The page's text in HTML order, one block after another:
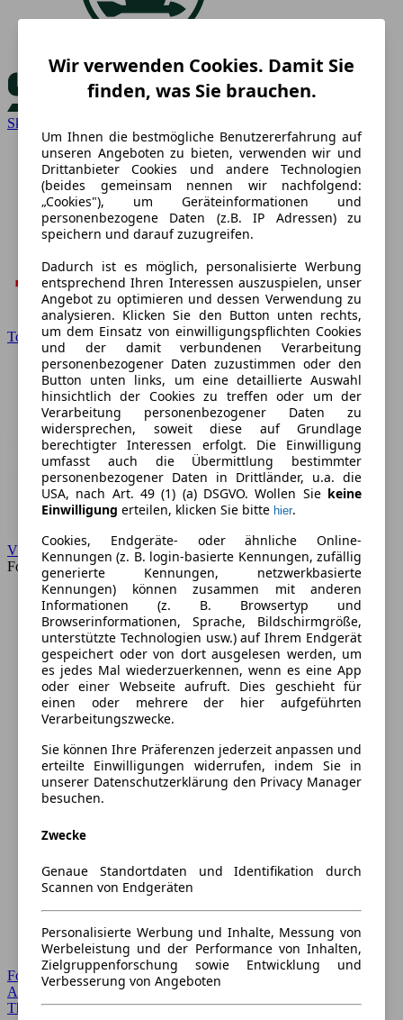
Skoda
Toyota
VW
Forum
Forum Startseite
Alle Auto-Foren
Themen-Forum
Wir verwenden Cookies. Damit Sie
finden, was Sie brauchen.
Um Ihnen die bestmögliche Benutzererfahrung auf
unseren Angeboten zu bieten, verwenden wir und
Drittanbieter Cookies und andere Technologien
(beides gemeinsam nennen wir nachfolgend:
„Cookies"), um Geräteinformationen und
personenbezogene Daten (z.B. IP Adressen) zu
speichern und darauf zuzugreifen.
Dadurch ist es möglich, personalisierte Werbung
entsprechend Ihren Interessen auszuspielen, unser
Angebot zu optimieren und dessen Verwendung zu
analysieren. Klicken Sie den Button unten rechts,
um dem Einsatz von einwilligungspflichten Cookies
und der damit verbundenen Verarbeitung
personenbezogener Daten zuzustimmen oder den
Button unten links, um eine detaillierte Auswahl
hinsichtlich der Cookies zu treffen oder um der
Verarbeitung personenbezogener Daten zu
widersprechen, soweit diese auf Grundlage
berechtigter Interessen erfolgt. Die Einwilligung
umfasst auch die Übermittlung bestimmter
personenbezogener Daten in Drittländer, u.a. die
USA, nach Art. 49 (1) (a) DSGVO. Wollen Sie keine
Einwilligung erteilen, klicken Sie bitte hier.
Cookies, Endgeräte- oder ähnliche Online-
Kennungen (z. B. login-basierte Kennungen, zufällig
generierte Kennungen, netzwerkbasierte
Kennungen) können zusammen mit anderen
Informationen (z. B. Browsertyp und
Browserinformationen, Sprache, Bildschirmgröße,
unterstützte Technologien usw.) auf Ihrem Endgerät
gespeichert oder von dort ausgelesen werden, um
es jedes Mal wiederzuerkennen, wenn es eine App
oder einer Webseite aufruft. Dies geschieht für
einen oder mehrere der hier aufgeführten
Verarbeitungszwecke.
Sie können Ihre Präferenzen jederzeit anpassen und
erteilte Einwilligungen widerrufen, indem Sie in
unserer Datenschutzerklärung den Privacy Manager
besuchen.
Zwecke
Genaue Standortdaten und Identifikation durch
Scannen von Endgeräten
Personalisierte Werbung und Inhalte, Messung von
Werbeleistung und der Performance von Inhalten,
Zielgruppenforschung sowie Entwicklung und
Verbesserung von Angeboten